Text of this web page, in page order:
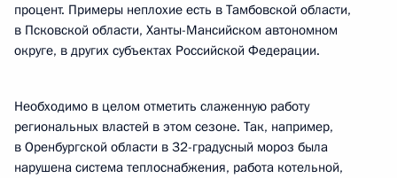
процент. Примеры неплохие есть в Тамбовской области,
в Псковской области, Ханты-Мансийском автономном
округе, в других субъектах Российской Федерации.
Необходимо в целом отметить слаженную работу
региональных властей в этом сезоне. Так, например,
в Оренбургской области в 32-градусный мороз была
нарушена система теплоснабжения, работа котельной,